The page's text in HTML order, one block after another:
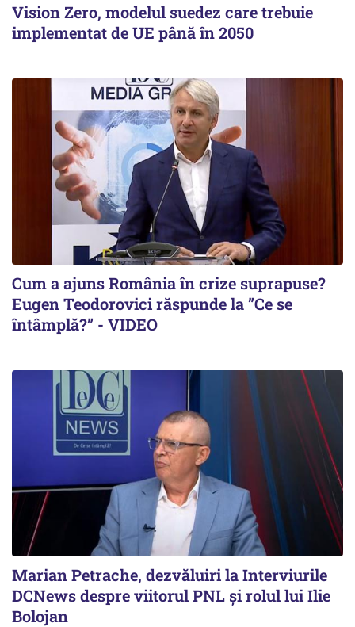
Vision Zero, modelul suedez care trebuie
implementat de UE până în 2050
Cum a ajuns România în crize suprapuse?
Eugen Teodorovici răspunde la ”Ce se
întâmplă?” - VIDEO
Marian Petrache, dezvăluiri la Interviurile
DCNews despre viitorul PNL și rolul lui Ilie
Bolojan